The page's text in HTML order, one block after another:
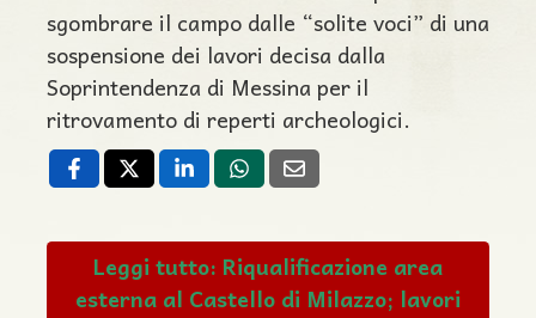
sgombrare il campo dalle “solite voci” di una
sospensione dei lavori decisa dalla
Soprintendenza di Messina per il
ritrovamento di reperti archeologici.
Leggi tutto: Riqualificazione area
esterna al Castello di Milazzo; lavori